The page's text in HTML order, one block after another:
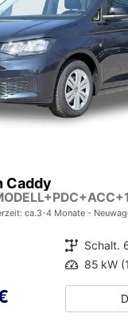
Caddy
ca.3-4 Monate
Getriebe Schalt.
Leistung 85 kW